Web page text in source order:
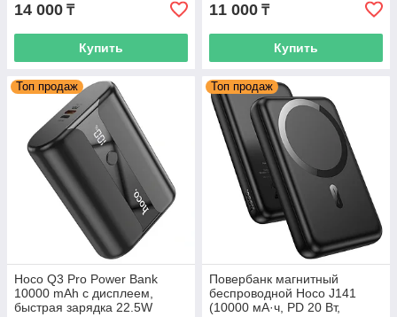
14 000 ₸
Купить
11 000 ₸
Купить
Топ продаж
Hoco Q3 Pro Power Bank
10000 mAh с дисплеем,
быстрая зарядка 22.5W
Топ продаж
Повербанк магнитный
беспроводной Hoco J141
(10000 мА·ч, PD 20 Вт,